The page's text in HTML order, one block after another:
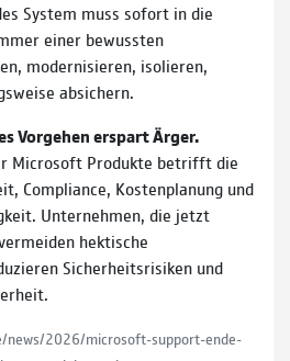
System muss sofort in die
einer bewussten
modernisieren, isolieren,
absichern.
Vorgehen erspart Ärger.
Microsoft Produkte betrifft die
Compliance, Kostenplanung und
Unternehmen, die jetzt
hektische
Sicherheitsrisiken und
news/2026/microsoft-support-ende-